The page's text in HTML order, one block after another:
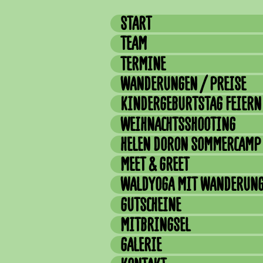
START
TEAM
TERMINE
WANDERUNGEN / PREISE
KINDERGEBURTSTAG FEIERN
WEIHNACHTSSHOOTING
HELEN DORON SOMMERCAMP
MEET & GREET
WALDYOGA MIT
GUTSCHEINE
MITBRINGSEL
GALERIE